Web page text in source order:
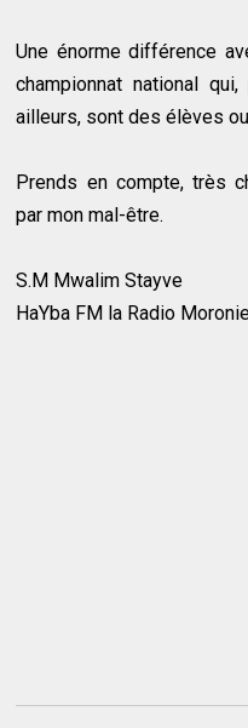
Une énorme différence
championnat national
ailleurs, sont des élèves
Prends en compte, très
par mon mal-être.
S.M Mwalim Stayve
HaYba FM la Radio